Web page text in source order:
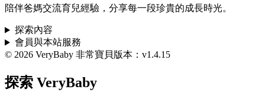
陪伴爸媽交流育兒經驗，分享每一段珍貴的成長時光。
探索內容
會員與本站服務
© 2026 VeryBaby 非常寶貝版本：v1.4.15
探索 VeryBaby